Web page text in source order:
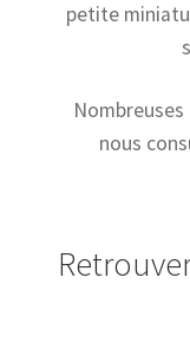
petite
Nombreuses
nous